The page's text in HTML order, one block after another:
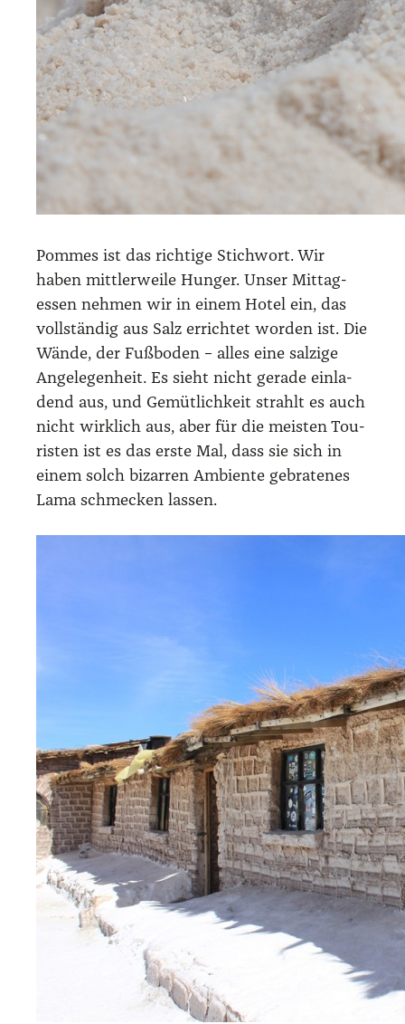
Pom­mes ist das rich­ti­ge Stich­wort. Wir
haben mitt­ler­wei­le Hun­ger. Unser Mit­tag­
essen neh­men wir in einem Hotel ein, das
voll­stän­dig aus Salz errich­tet wor­den ist. Die
Wän­de, der Fuß­bo­den – alles eine sal­zi­ge
Ange­le­gen­heit. Es sieht nicht gera­de ein­la­
dend aus, und Gemüt­lich­keit strahlt es auch
nicht wirk­lich aus, aber für die meis­ten Tou­
ris­ten ist es das ers­te Mal, dass sie sich in
einem solch bizar­ren Ambi­en­te gebra­te­nes
Lama schme­cken las­sen.